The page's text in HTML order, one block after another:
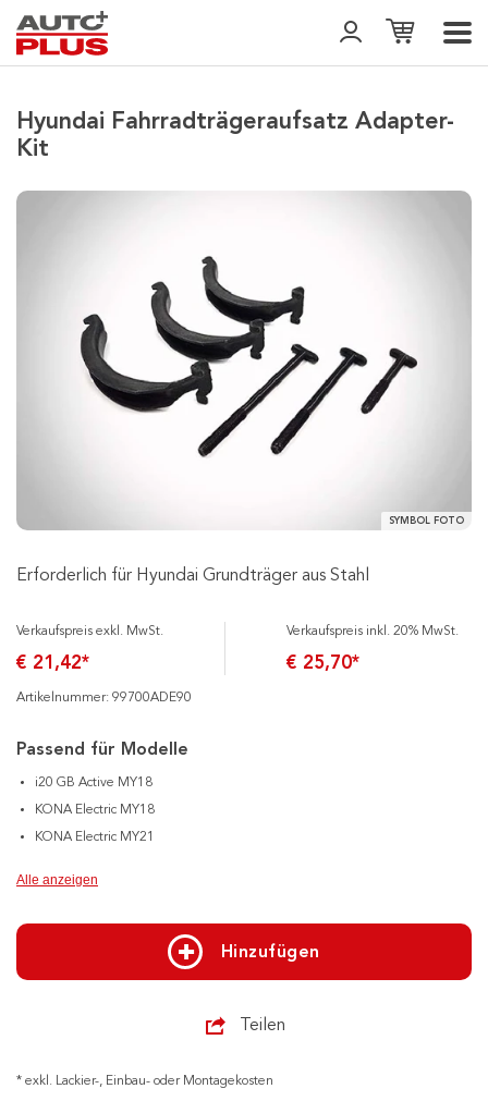
Hyundai Fahrradträgeraufsatz Adapter-
Kit
SYMBOL FOTO
Erforderlich für Hyundai Grundträger aus Stahl
Verkaufspreis exkl. MwSt.
€ 21,42*
Verkaufspreis inkl. 20% MwSt.
€ 25,70*
Artikelnummer: 99700ADE90
Passend für Modelle
i20 GB Active MY18
KONA Electric MY18
KONA Electric MY21
Alle anzeigen
Hinzufügen
Teilen
* exkl. Lackier-, Einbau- oder Montagekosten